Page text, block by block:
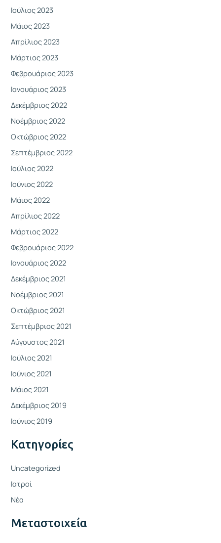
Ιούλιος 2023
Μάιος 2023
Απρίλιος 2023
Μάρτιος 2023
Φεβρουάριος 2023
Ιανουάριος 2023
Δεκέμβριος 2022
Νοέμβριος 2022
Οκτώβριος 2022
Σεπτέμβριος 2022
Ιούλιος 2022
Ιούνιος 2022
Μάιος 2022
Απρίλιος 2022
Μάρτιος 2022
Φεβρουάριος 2022
Ιανουάριος 2022
Δεκέμβριος 2021
Νοέμβριος 2021
Οκτώβριος 2021
Σεπτέμβριος 2021
Αύγουστος 2021
Ιούλιος 2021
Ιούνιος 2021
Μάιος 2021
Δεκέμβριος 2019
Ιούνιος 2019
Kατηγορίες
Uncategorized
Ιατροί
Νέα
Μεταστοιχεία